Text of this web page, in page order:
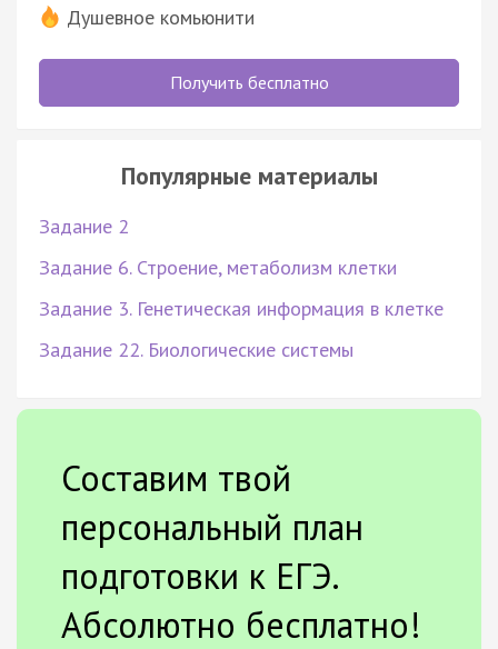
Душевное комьюнити
Получить бесплатно
Популярные материалы
Задание 2
Задание 6. Строение, метаболизм клетки
Задание 3. Генетическая информация в клетке
Задание 22. Биологические системы
Составим твой
персональный план
подготовки к ЕГЭ.
Абсолютно бесплатно!